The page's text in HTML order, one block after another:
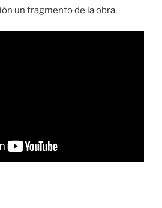
un fragmento de la obra.